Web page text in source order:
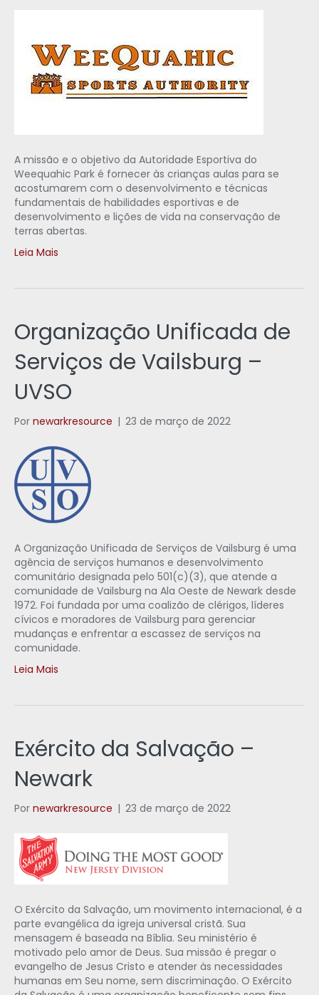
A missão e o objetivo da Autoridade Esportiva do
Weequahic Park é fornecer às crianças aulas para se
acostumarem com o desenvolvimento e técnicas
fundamentais de habilidades esportivas e de
desenvolvimento e lições de vida na conservação de
terras abertas.
Leia Mais
Organização Unificada de
Serviços de Vailsburg –
UVSO
Por newarkresource | 23 de março de 2022
A Organização Unificada de Serviços de Vailsburg é uma
agência de serviços humanos e desenvolvimento
comunitário designada pelo 501(c)(3), que atende a
comunidade de Vailsburg na Ala Oeste de Newark desde
1972. Foi fundada por uma coalizão de clérigos, líderes
cívicos e moradores de Vailsburg para gerenciar
mudanças e enfrentar a escassez de serviços na
comunidade.
Leia Mais
Exército da Salvação –
Newark
Por newarkresource | 23 de março de 2022
O Exército da Salvação, um movimento internacional, é a
parte evangélica da igreja universal cristã. Sua
mensagem é baseada na Bíblia. Seu ministério é
motivado pelo amor de Deus. Sua missão é pregar o
evangelho de Jesus Cristo e atender às necessidades
humanas em Seu nome, sem discriminação. O Exército